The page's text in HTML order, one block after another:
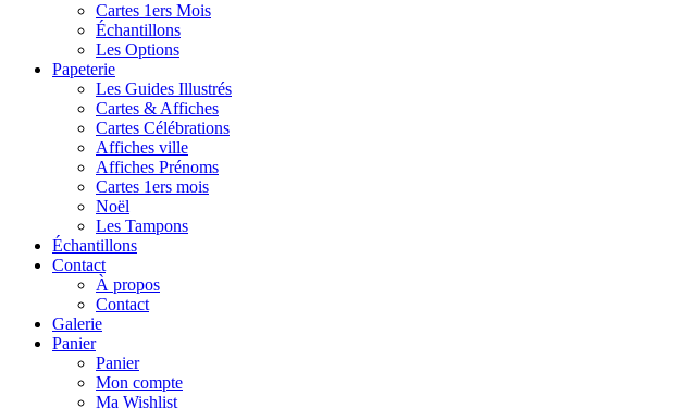
Cartes 1ers Mois
Échantillons
Les Options
Papeterie
Les Guides Illustrés
Cartes & Affiches
Cartes Célébrations
Affiches ville
Affiches Prénoms
Cartes 1ers mois
Noël
Les Tampons
Échantillons
Contact
À propos
Contact
Galerie
Panier
Panier
Mon compte
Ma Wishlist